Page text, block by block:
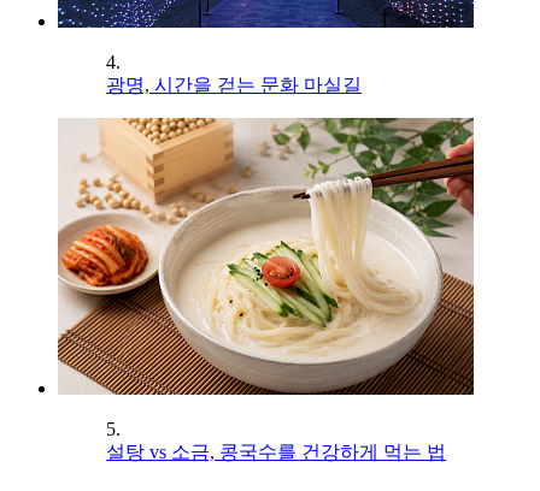
4.
광명, 시간을 걷는 문화 마실길
5.
설탕 vs 소금, 콩국수를 건강하게 먹는 법